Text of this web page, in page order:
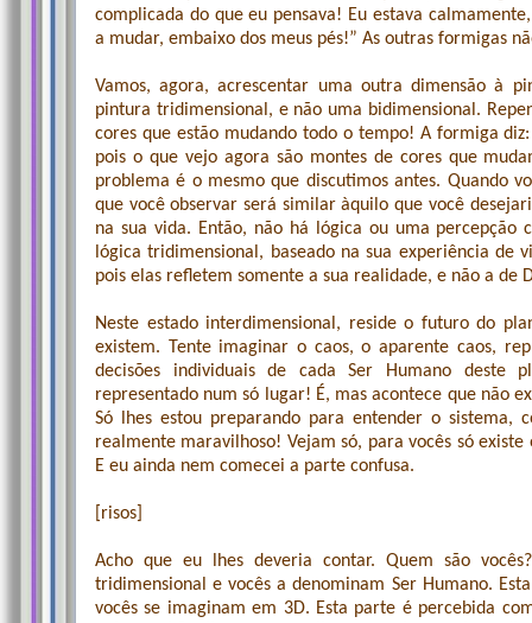
complicada do que eu pensava! Eu estava
a mudar, embaixo dos meus pés!” As outras formigas
Vamos, agora, acrescentar uma outra dimensão à
pintura tridimensional, e não uma bidimensional.
cores que estão mudando todo o tempo! A formiga
pois o que vejo agora são montes de cores que
problema é o mesmo que discutimos antes. Quando
que você observar será similar àquilo que você
na sua vida. Então, não há lógica ou uma percepção
lógica tridimensional, baseado na sua experiência de
pois elas refletem somente a sua realidade, e não a de
Neste estado interdimensional, reside o futuro do
existem. Tente imaginar o caos, o aparente caos,
decisões individuais de cada Ser Humano deste
representado num só lugar! É, mas acontece que não
Só lhes estou preparando para entender o sistema,
realmente maravilhoso! Vejam só, para vocês só
E eu ainda nem comecei a parte confusa.
[risos]
Acho que eu lhes deveria contar. Quem são
tridimensional e vocês a denominam Ser Humano.
vocês se imaginam em 3D. Esta parte é percebida